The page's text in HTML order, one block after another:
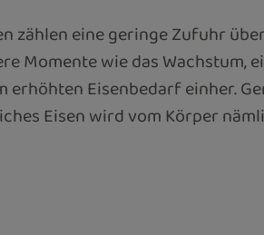
zählen eine geringe Zufuhr
Momente wie das Wachstum,
Eisenbedarf einher.
Eisen wird vom Körper